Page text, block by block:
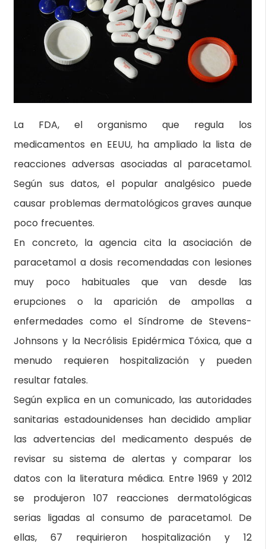
La FDA, el organismo que regula los
medicamentos en EEUU, ha ampliado la lista de
reacciones adversas asociadas al paracetamol.
Según sus datos, el popular analgésico puede
causar problemas dermatológicos graves aunque
poco frecuentes.
En concreto, la agencia cita la asociación de
paracetamol a dosis recomendadas con lesiones
muy poco habituales que van desde las
erupciones o la aparición de ampollas a
enfermedades como el Síndrome de Stevens-
Johnsons y la Necrólisis Epidérmica Tóxica, que a
menudo requieren hospitalización y pueden
resultar fatales.
Según explica en un comunicado, las autoridades
sanitarias estadounidenses han decidido ampliar
las advertencias del medicamento después de
revisar su sistema de alertas y comparar los
datos con la literatura médica. Entre 1969 y 2012
se produjeron 107 reacciones dermatológicas
serias ligadas al consumo de paracetamol. De
ellas, 67 requirieron hospitalización y 12